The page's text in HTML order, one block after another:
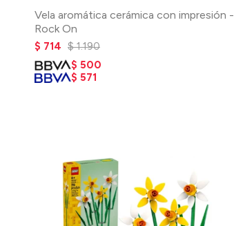
Vela aromática cerámica con impresión -
Rock On
$ 714 $ 1.190
$ 500
$ 571